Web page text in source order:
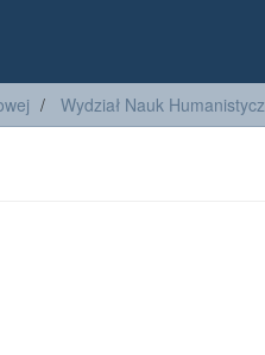
Wydział Nauk